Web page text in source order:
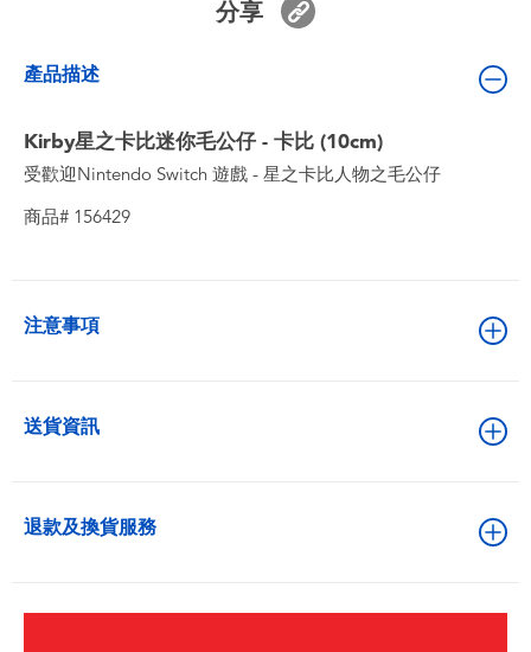
分享
產品描述
Kirby星之卡比迷你毛公仔 - 卡比 (10cm)
受歡迎Nintendo Switch 遊戲 - 星之卡比人物之毛公仔
商品# 156429
注意事項
送貨資訊
退款及換貨服務